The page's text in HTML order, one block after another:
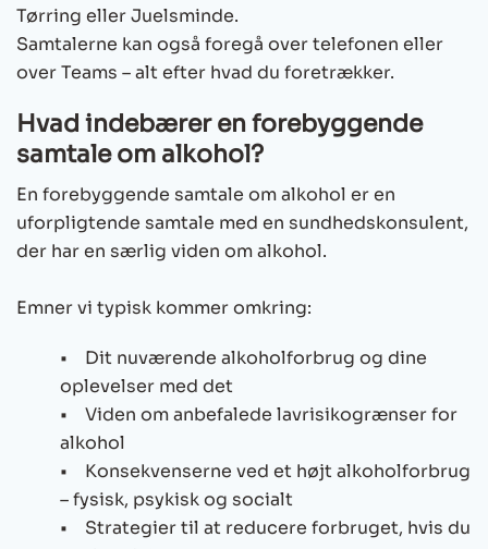
Tørring eller Juelsminde.
Samtalerne kan også foregå over telefonen eller
over Teams – alt efter hvad du foretrækker.
Hvad indebærer en forebyggende
samtale om alkohol?
En forebyggende samtale om alkohol er en
uforpligtende samtale med en sundhedskonsulent,
der har en særlig viden om alkohol.
Emner vi typisk kommer omkring:
• Dit nuværende alkoholforbrug og dine
oplevelser med det
• Viden om anbefalede lavrisikogrænser for
alkohol
• Konsekvenserne ved et højt alkoholforbrug
– fysisk, psykisk og socialt
• Strategier til at reducere forbruget, hvis du